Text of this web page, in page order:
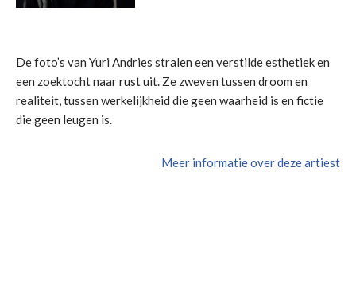
De foto’s van Yuri Andries stralen een verstilde esthetiek en
een zoektocht naar rust uit. Ze zweven tussen droom en
realiteit, tussen werkelijkheid die geen waarheid is en fictie
die geen leugen is.
Meer informatie over deze artiest